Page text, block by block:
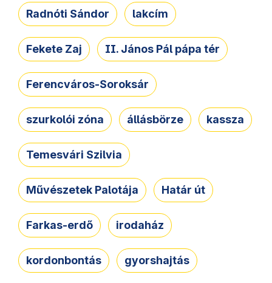
Radnóti Sándor lakcím
Fekete Zaj II. János Pál pápa tér
Ferencváros-Soroksár
szurkolói zóna állásbörze kassza
Temesvári Szilvia
Művészetek Palotája Határ út
Farkas-erdő irodaház
kordonbontás gyorshajtás